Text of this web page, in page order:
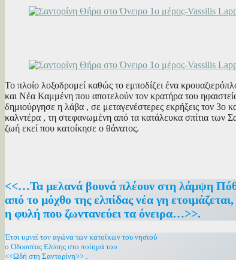
Το πλοίο λοξοδρομεί καθώς το εμποδίζει ένα
και Νέα Καμμένη που αποτελούν τον κρατήρα του
δημιούργησε η λάβα , σε μεταγενέστερες εκρήξεις τον 3ο
καλντέρα , τη στεφανωμένη από τα κατάλευκα σπίτια των
ζωή εκεί που κατοίκησε ο θάνατος.
<<…Τα μελανά βουνά πλέουν στη λάμψη
από το μόχθο της ελπίδας νέα γη
η φυλή που ζωντανεύει τα όνειρα…>>.
Έτσι υμνεί τον αγώνα των κατοίκων του νησιού
ο Οδυσσέας Ελύτης στο ποίημά του
<<Ωδή στη Σαντορίνη>> .